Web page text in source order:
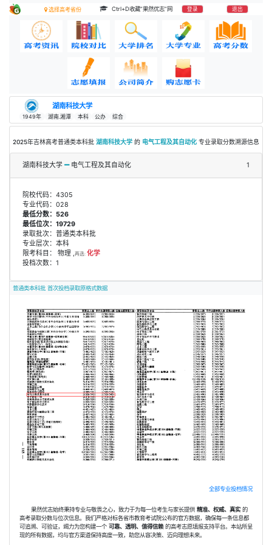
选择高考省份 Ctrl+D收藏“果然优志”网 登录 退出
湖南科技大学
1949年 湖南.湘潭 本科 公办 综合
2025年吉林高考普通类本科批 湖南科技大学 的 电气工程及其自动化 专业录取分数溯源信息
湖南科技大学 电气工程及其自动化 1
院校代码：4305
专业代码：028
最低分数：526
最低位次：19729
录取批次：普通类本科批
专业层次：本科
限考科目： 物理 ,再选: 化学
投档次数：1
普通类本科批 首次投档录取原格式数据
全部专业投档情况
果然优志始终秉持专业与敬畏之心，致力于为每一位考生与家长提供 精准、权威、真实的
高考录取分数与位次信息。我们严格对标各省市教育考试院公布的官方数据，确保每一条信息都
可追溯、可验证，竭力为您构建一个 可靠、透明、值得信赖 的高考志愿填报支持平台。本站所呈
现的所有数据，均与官方渠道保持高度一致，助您从容决策、迈向理想未来。